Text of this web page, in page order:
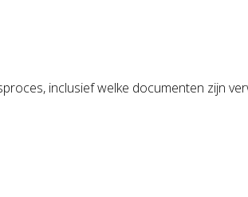
inclusief welke documenten zijn